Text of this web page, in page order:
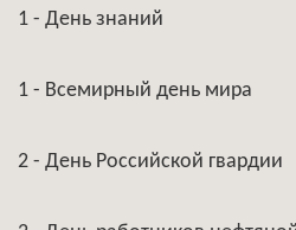
1 - День знаний
1 - Всемирный день мира
2 - День Российской гвардии